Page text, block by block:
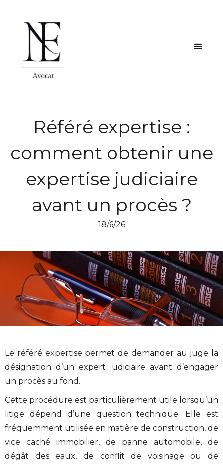
Référé expertise :
comment obtenir une
expertise judiciaire
avant un procès ?
18/6/26
Le référé expertise permet de demander au juge la
désignation d’un expert judiciaire avant d’engager
un procès au fond.
Cette procédure est particulièrement utile lorsqu’un
litige dépend d’une question technique. Elle est
fréquemment utilisée en matière de construction, de
vice caché immobilier, de panne automobile, de
dégât des eaux, de conflit de voisinage ou de